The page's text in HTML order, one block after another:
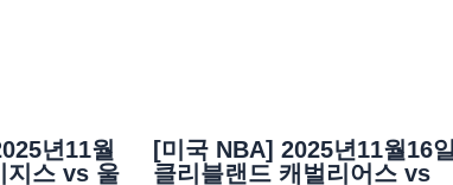
년11월
지스 vs 울
[미국 NBA] 2025년11월16일
클리블랜드 캐벌리어스 vs